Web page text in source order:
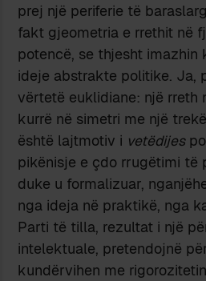
prej një periferie të
fakt gjeometria e rrethit në
potencë, se thjesht imazhin
ideje abstrakte politike. Ja,
vërtetë euklidiane: një rreth
kurrë në simetri me një
është lajtmotiv i vetëdijes
pikënisje e çdo rrugëtimi të
duke u formalizuar,
nga ideja në praktikë, nga
Parti të tilla, rezultat i një
intelektuale, pretendojnë
kundërvihen me